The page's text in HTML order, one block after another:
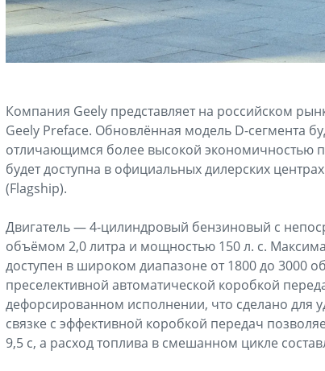
Компания Geely представляет на российском
Geely Preface. Обновлённая модель D-сегмента
отличающимся более высокой экономичностью
будет доступна в официальных дилерских
(Flagship).
Двигатель — 4-цилиндровый бензиновый с
объёмом 2,0 литра и мощностью 150 л. c.
доступен в широком диапазоне от 1800 до 3000
преселективной автоматической коробкой
дефорсированном исполнении, что сделано для
связке с эффективной коробкой передач
9,5 с, а расход топлива в смешанном цикле